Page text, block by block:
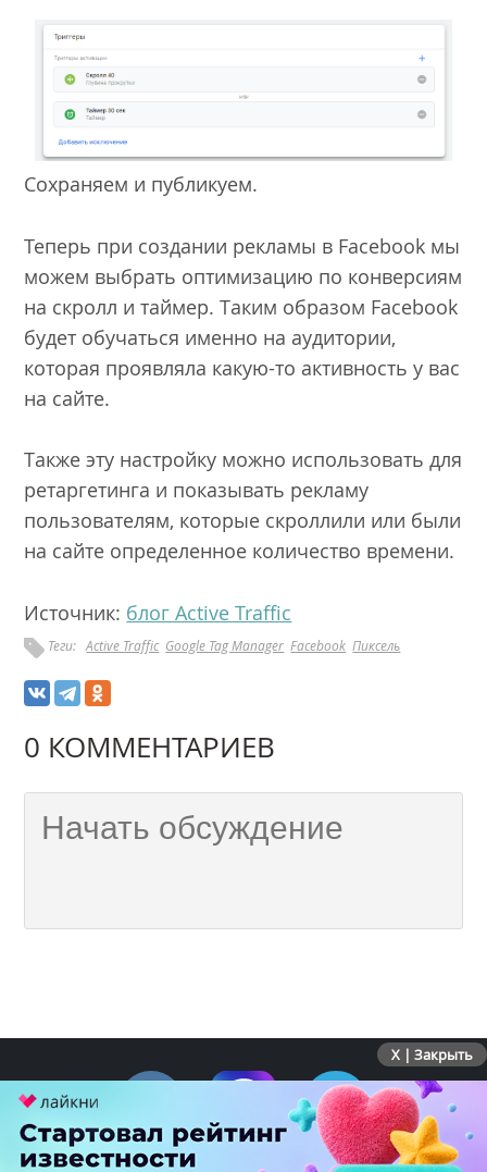
Сохраняем и публикуем.
Теперь при создании рекламы в Facebook мы
можем выбрать оптимизацию по конверсиям
на скролл и таймер. Таким образом Facebook
будет обучаться именно на аудитории,
которая проявляла какую-то активность у вас
на сайте.
Также эту настройку можно использовать для
ретаргетинга и показывать рекламу
пользователям, которые скроллили или были
на сайте определенное количество времени.
Источник: блог Active Traffic
Теги: Active Traffic Google Tag Manager Facebook Пиксель
0 КОММЕНТАРИЕВ
X | Закрыть
ПЕРЕЙТИ НА ПОЛНУЮ ВЕРСИЮ